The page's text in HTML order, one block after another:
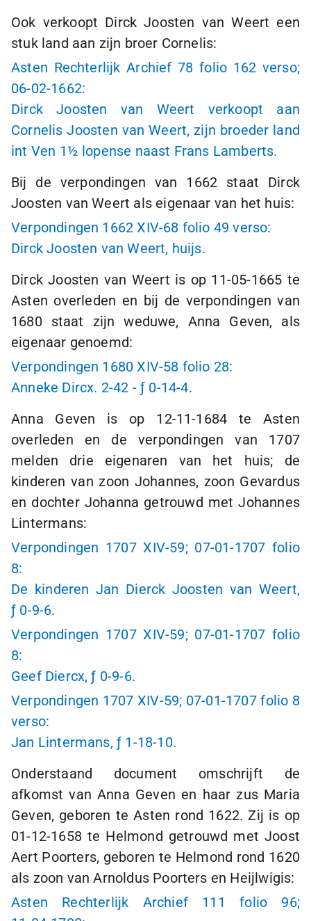
Ook verkoopt Dirck Joosten van Weert een
stuk land aan zijn broer Cornelis:
Asten Rechterlijk Archief 78 folio 162 verso;
06-02-1662:
Dirck Joosten van Weert verkoopt aan
Cornelis Joosten van Weert, zijn broeder land
int Ven 1½ lopense naast Frans Lamberts.
Bij de verpondingen van 1662 staat Dirck
Joosten van Weert als eigenaar van het huis:
Verpondingen 1662 XIV-68 folio 49 verso:
Dirck Joosten van Weert, huijs.
Dirck Joosten van Weert is op 11-05-1665 te
Asten overleden en bij de verpondingen van
1680 staat zijn weduwe, Anna Geven, als
eigenaar genoemd:
Verpondingen 1680 XIV-58 folio 28:
Anneke Dircx. 2-42 - ƒ 0-14-4.
Anna Geven is op 12-11-1684 te Asten
overleden en de verpondingen van 1707
melden drie eigenaren van het huis; de
kinderen van zoon Johannes, zoon Gevardus
en dochter Johanna getrouwd met Johannes
Lintermans:
Verpondingen 1707 XIV-59; 07-01-1707 folio
8:
De kinderen Jan Dierck Joosten van Weert,
ƒ 0-9-6.
Verpondingen 1707 XIV-59; 07-01-1707 folio
8:
Geef Diercx,ƒ 0-9-6.
Verpondingen 1707 XIV-59; 07-01-1707folio 8
verso:
Jan Lintermans,ƒ 1-18-10.
Onderstaand document omschrijft de
afkomst van Anna Geven en haar zus Maria
Geven, geboren te Asten rond 1622. Zij is op
01-12-1658 te Helmond getrouwd met Joost
Aert Poorters, geboren te Helmond rond 1620
als zoon van Arnoldus Poorters en Heijlwigis:
Asten Rechterlijk Archief 111 folio 96;